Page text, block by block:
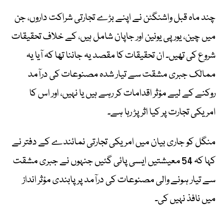
چند ماہ قبل واشنگٹن نے اپنے بڑے تجارتی شراکت داروں، جن
میں چین، یورپی یونین اور جاپان شامل ہیں، کے خلاف تحقیقات
شروع کی تھیں۔ ان تحقیقات کا مقصد یہ جاننا تھا کہ آیا یہ
ممالک جبری مشقت سے تیار شدہ مصنوعات کی درآمد
روکنے کے لیے مؤثر اقدامات کر رہے ہیں یا نہیں، اور اس کا
امریکی تجارت پر کیا اثر پڑ رہا ہے۔
منگل کو جاری بیان میں امریکی تجارتی نمائندے کے دفتر نے
کہا کہ 54 معیشتیں ایسی پائی گئیں جنہوں نے جبری مشقت
سے تیار ہونے والی مصنوعات کی درآمد پر پابندی مؤثر انداز
میں نافذ نہیں کی۔